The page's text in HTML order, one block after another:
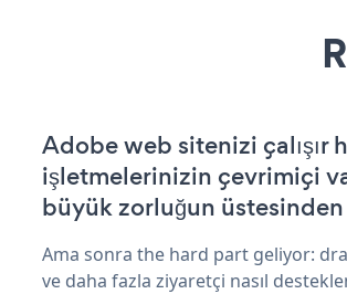
Adobe web sitenizi çalışır
işletmelerinizin çevrimiçi
büyük zorluğun
Ama sonra the hard part geliyor:
ve daha fazla ziyaretçi nasıl